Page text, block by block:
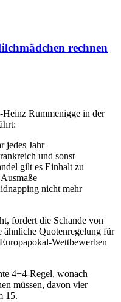
rechnen
Heinz Rummenigge in der
jedes Jahr
und sonst
gilt es Einhalt zu
nicht mehr
fordert die Schande von
Quotenregelung für
Wettbewerben
4+4-Regel, wonach
müssen, davon vier
15.